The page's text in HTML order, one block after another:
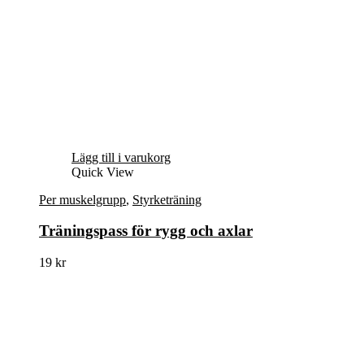
Lägg till i varukorg
Quick View
Per muskelgrupp, Styrketräning
Träningspass för rygg och axlar
19 kr